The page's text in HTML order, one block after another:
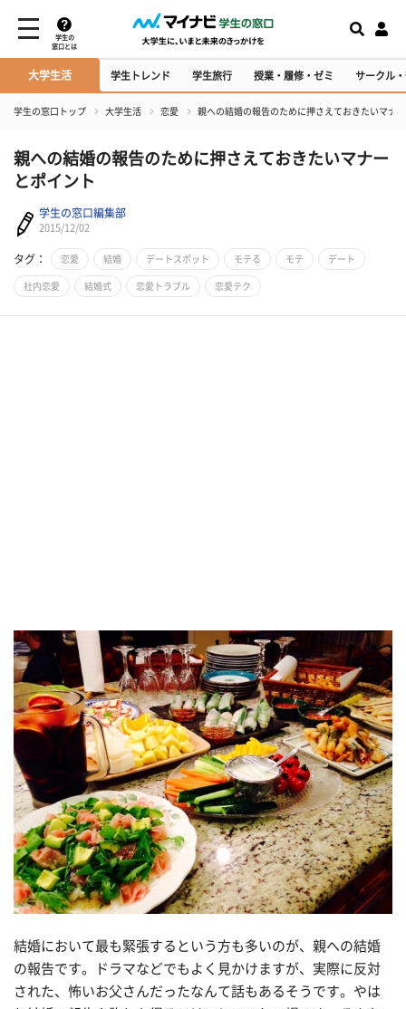
学生の
窓口とは
大学生活 学生トレンド 学生旅行 授業・履修・ゼミ サークル
学生の窓口トップ 大学生活 恋愛 親への結婚の報告のために押さえておきたいマナ
​親への結婚の報告のために押さえておきたいマナー
とポイント
学生の窓口編集部
2015/12/02
タグ： 恋愛 結婚 デートスポット モテる モテ デート
社内恋愛 結婚式 恋愛トラブル 恋愛テク
結婚において最も緊張するという方も多いのが、親への結婚
の報告です。ドラマなどでもよく見かけますが、実際に反対
された、怖いお父さんだったなんて話もあるそうです。やは